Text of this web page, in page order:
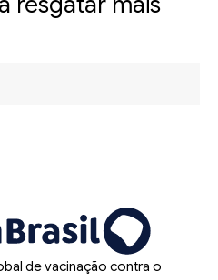
de vacinação contra o